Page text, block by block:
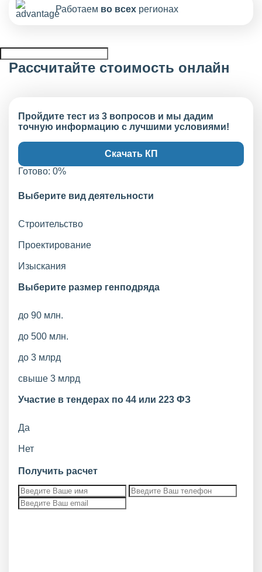
Работаем во всех регионах
Рассчитайте стоимость онлайн
Пройдите тест из 3 вопросов и мы дадим
точную информацию с лучшими условиями!
Скачать КП
Готово: 0%
Выберите вид деятельности
Строительство
Проектирование
Изыскания
Выберите размер генподряда
до 90 млн.
до 500 млн.
до 3 млрд
свыше 3 млрд
Участие в тендерах по 44 или 223 ФЗ
Да
Нет
Получить расчет